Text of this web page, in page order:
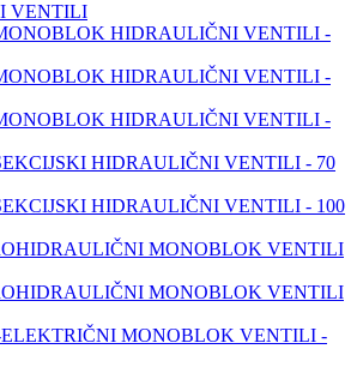
VENTILI
HIDRAULIČNI VENTILI -
HIDRAULIČNI VENTILI -
HIDRAULIČNI VENTILI -
HIDRAULIČNI VENTILI - 70
HIDRAULIČNI VENTILI - 100
MONOBLOK VENTILI
MONOBLOK VENTILI
MONOBLOK VENTILI -